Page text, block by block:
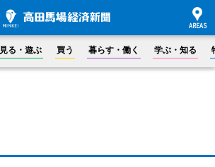
見る・遊ぶ 買う 暮らす・働く 学ぶ・知る